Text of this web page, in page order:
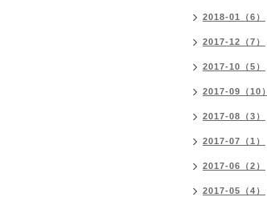
2018-01（6）
2017-12（7）
2017-10（5）
2017-09（10）
2017-08（3）
2017-07（1）
2017-06（2）
2017-05（4）